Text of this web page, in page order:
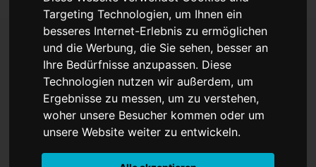
Targeting Technologien, um Ihnen ein
besseres Internet-Erlebnis zu ermöglichen
und die Werbung, die Sie sehen, besser an
Ihre Bedürfnisse anzupassen. Diese
Technologien nutzen wir außerdem, um
Ergebnisse zu messen, um zu verstehen,
woher unsere Besucher kommen oder um
unsere Website weiter zu entwickeln.
LKW Brand